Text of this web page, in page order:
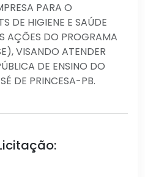
PARA O
DE HIGIENE E SAÚDE
AÇÕES DO PROGRAMA
VISANDO ATENDER
DE ENSINO DO
DE PRINCESA-PB.